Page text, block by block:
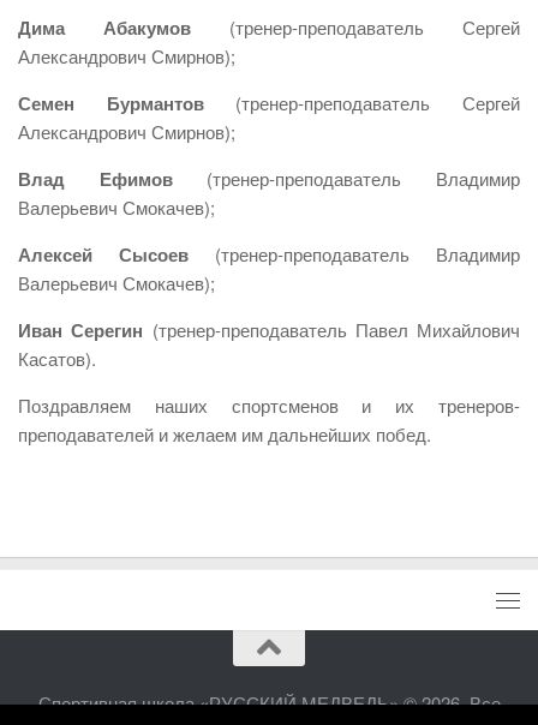
Дима Абакумов (тренер-преподаватель Сергей
Александрович Смирнов);
Семен Бурмантов(тренер-преподаватель Сергей
Александрович Смирнов);
Влад Ефимов(тренер-преподаватель Владимир
Валерьевич Смокачев);
Алексей Сысоев (тренер-преподаватель Владимир
Валерьевич Смокачев);
Иван Серегин (тренер-преподаватель Павел Михайлович
Касатов).
Поздравляем наших спортсменов и их тренеров-
преподавателей и желаем им дальнейших побед.
Спортивная школа «РУССКИЙ МЕДВЕДЬ» © 2026. Все